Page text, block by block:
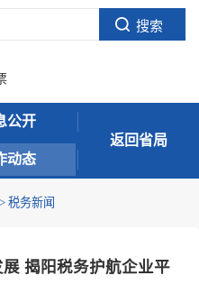
公开
动态
返回省局
> 税务新闻
揭阳税务护航企业平